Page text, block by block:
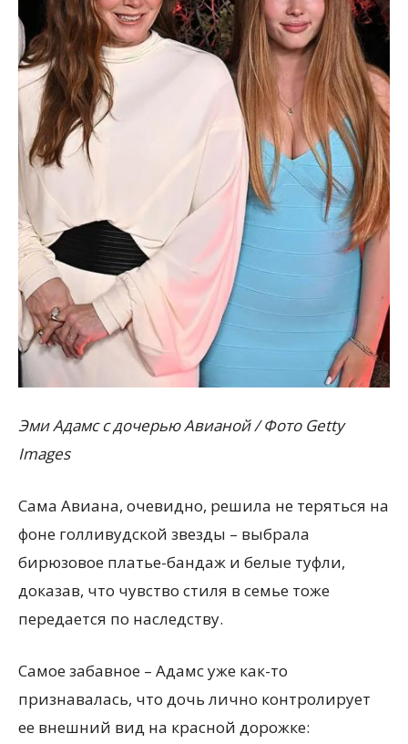
Эми Адамс с дочерью Авианой / Фото Getty
Images
Сама Авиана, очевидно, решила не теряться на
фоне голливудской звезды – выбрала
бирюзовое платье-бандаж и белые туфли,
доказав, что чувство стиля в семье тоже
передается по наследству.
Самое забавное – Адамс уже как-то
признавалась, что дочь лично контролирует
ее внешний вид на красной дорожке: